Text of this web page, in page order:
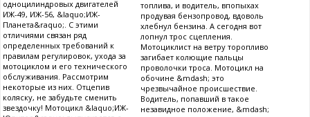
одноцилиндровых двигателей
ИЖ-49, ИЖ-56, &laquo;ИЖ-
Планета&raquo;. С этими
отличиями связан ряд
определенных требований к
правилам регулировок, ухода за
мотоциклом и его технического
обслуживания. Рассмотрим
некоторые из них. Отцепив
коляску, не забудьте сменить
звездочку! Мотоцикл &laquo;ИЖ-
топлива, и водитель, впопыхах
продувая бензопровод, вдоволь
хлебнул бензина. А сегодня вот
лопнул трос сцепления.
Мотоциклист на ветру торопливо
загибает колющие пальцы
проволочки троса. Мотоцикл на
обочине &mdash; это
чрезвычайное происшествие.
Водитель, попавший в такое
незавидное положение, &mdash;